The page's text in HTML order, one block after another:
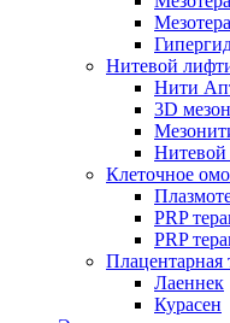
Нитевой
Нити
3D
Нитевой
Клеточное
PRP
PRP
Плацентарная
Лаеннек
Курасен